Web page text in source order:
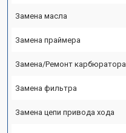
Замена масла
Замена праймера
Замена/Pемонт карбюратора
Замена фильтра
Замена цепи привода хода